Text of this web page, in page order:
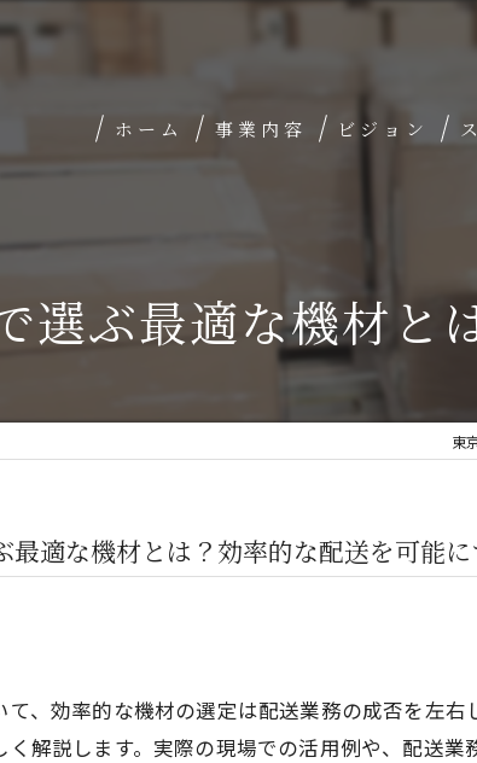
ホーム 事業内容 ビジョン
選ぶ最適な機材と
東
最適な機材とは？効率的な配送を可能
て、効率的な機材の選定は配送業務の成否を左
く解説します。実際の現場での活用例や、配送